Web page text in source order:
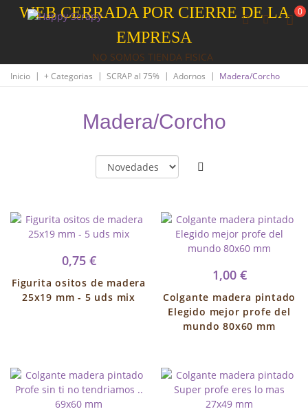
WEB CERRADA POR CIERRE DE LA
EMPRESA
NO SOMOS TIENDA FISICA
0
Inicio | + Categorias | SCRAP al 75% | Adornos | Madera/Corcho
Madera/Corcho
0,75 €
Figurita ositos de madera
25x19 mm - 5 uds mix
1,00 €
Colgante madera pintado
Elegido mejor profe del
mundo 80x60 mm